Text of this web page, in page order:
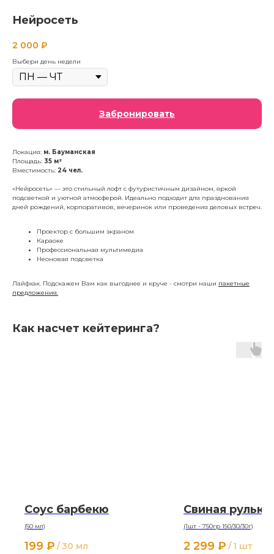
Нейросеть
2 000 ₽
Выбери день недели
Забронировать
Локация: м. Бауманская
Площадь: 35 м²
Вместимость: 24 чел.
«Нейросеть» — это стильный лофт с футуристичным дизайном, яркой
подсветкой и уютной атмосферой. Идеально подходит для празднования
дней рождений, корпоративов, вечеринок или проведения деловых встреч.
Проектор с большим экраном
Караоке
Профессиональная мультимедиа
Неоновая подсветка
Лайфхак. Подскажем Вам как выгоднее и круче - смотри наши пакетные
предложения.
Как насчет кейтеринга?
Соус барбекю
(50 мл)
199 ₽ /30 мл
Свиная рулька
(1шт - 750гр 150/30/30г)
2 299 ₽ / 1 шт